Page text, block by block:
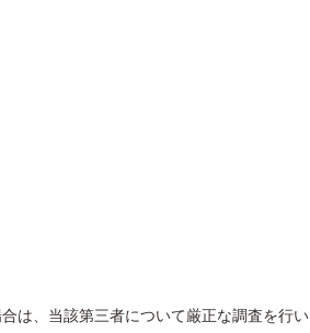
は、当該第三者について厳正な調査を行